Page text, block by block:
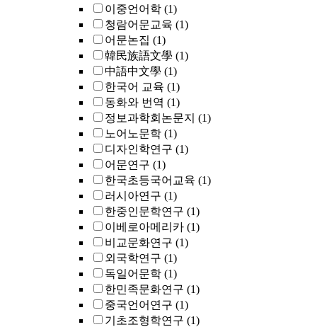
이중언어학 (1)
청람어문교육 (1)
어문논집 (1)
韓民族語文學 (1)
中語中文學 (1)
한국어 교육 (1)
동화와 번역 (1)
정보과학회논문지 (1)
노어노문학 (1)
디자인학연구 (1)
어문연구 (1)
한국초등국어교육 (1)
러시아연구 (1)
한중인문학연구 (1)
이베로아메리카 (1)
비교문화연구 (1)
외국학연구 (1)
독일어문학 (1)
한민족문화연구 (1)
중국언어연구 (1)
기초조형학연구 (1)